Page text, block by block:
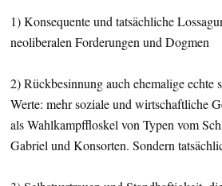
1) Konsequente und tatsächliche
neoliberalen Forderungen und Dogmen
2) Rückbesinnung auch ehemalige echte
Werte: mehr soziale und wirtschaftliche
als Wahlkampffloskel von Typen vom
Gabriel und Konsorten. Sondern